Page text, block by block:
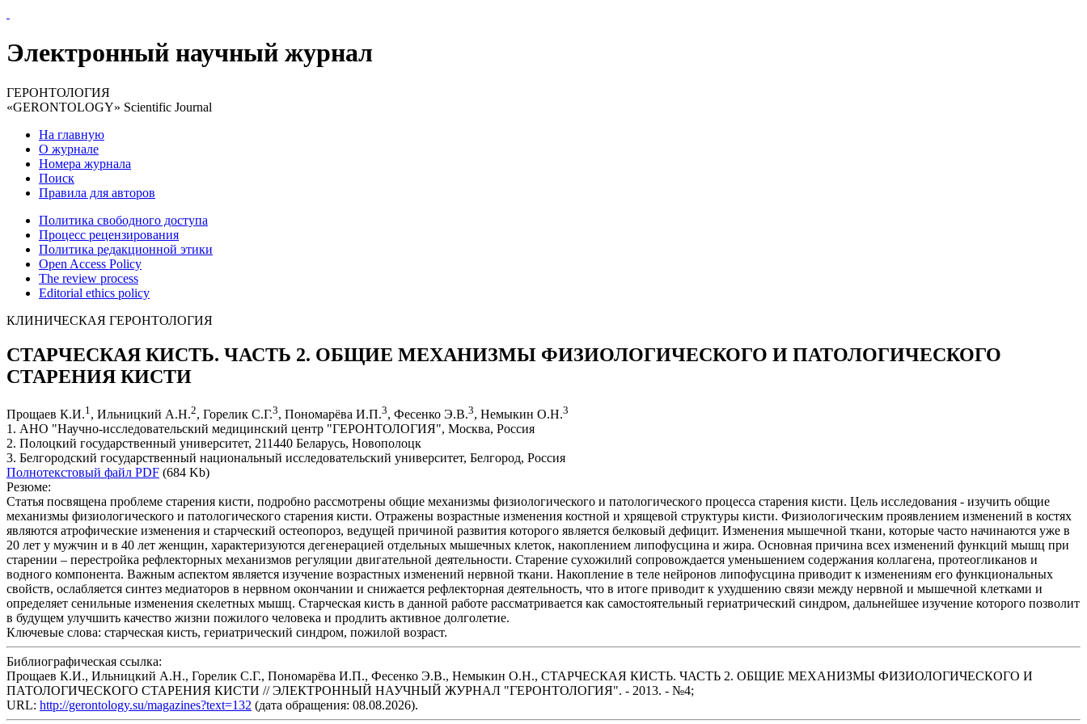
Электронный научный журнал
ГЕРОНТОЛОГИЯ
«GERONTOLOGY» Scientific Journal
На главную
О журнале
Номера журнала
Поиск
Правила для авторов
Политика свободного доступа
Процесс рецензирования
Политика редакционной этики
Open Access Policy
The review process
Editorial ethics policy
КЛИНИЧЕСКАЯ ГЕРОНТОЛОГИЯ
СТАРЧЕСКАЯ КИСТЬ. ЧАСТЬ 2. ОБЩИЕ МЕХАНИЗМЫ ФИЗИОЛОГИЧЕСКОГО И ПАТОЛОГИЧЕСКОГО
СТАРЕНИЯ КИСТИ
Прощаев К.И.1 , Ильницкий А.Н.2, Горелик С.Г.3, Пономарёва И.П.3, Фесенко Э.В.3, Немыкин О.Н.3
1. АНО "Научно-исследовательский медицинский центр "ГЕРОНТОЛОГИЯ", Москва, Россия
2. Полоцкий государственный университет, 211440 Беларусь, Новополоцк
3. Белгородский государственный национальный исследовательский университет, Белгород, Россия
Полнотекстовый файл PDF (684 Kb)
Резюме:
Статья посвящена проблеме старения кисти, подробно рассмотрены общие механизмы физиологического и патологического процесса старения кисти. Цель исследования - изучить общие
механизмы физиологического и патологического старения кисти. Отражены возрастные изменения костной и хрящевой структуры кисти. Физиологическим проявлением изменений в костях
являются атрофические изменения и старческий остеопороз, ведущей причиной развития которого является белковый дефицит. Изменения мышечной ткани, которые часто начинаются уже в
20 лет у мужчин и в 40 лет женщин, характеризуются дегенерацией отдельных мышечных клеток, накоплением липофусцина и жира. Основная причина всех изменений функций мышц при
старении – перестройка рефлекторных механизмов регуляции двигательной деятельности. Старение сухожилий сопровождается уменьшением содержания коллагена, протеогликанов и
водного компонента. Важным аспектом является изучение возрастных изменений нервной ткани. Накопление в теле нейронов липофусцина приводит к изменениям его функциональных
свойств, ослабляется синтез медиаторов в нервном окончании и снижается рефлекторная деятельность, что в итоге приводит к ухудшению связи между нервной и мышечной клетками и
определяет сенильные изменения скелетных мышц. Старческая кисть в данной работе рассматривается как самостоятельный гериатрический синдром, дальнейшее изучение которого позволит
в будущем улучшить качество жизни пожилого человека и продлить активное долголетие.
Ключевые слова: старческая кисть, гериатрический синдром, пожилой возраст.
Библиографическая ссылка:
Прощаев К.И., Ильницкий А.Н., Горелик С.Г., Пономарёва И.П., Фесенко Э.В., Немыкин О.Н., СТАРЧЕСКАЯ КИСТЬ. ЧАСТЬ 2. ОБЩИЕ МЕХАНИЗМЫ ФИЗИОЛОГИЧЕСКОГО И
ПАТОЛОГИЧЕСКОГО СТАРЕНИЯ КИСТИ // ЭЛЕКТРОННЫЙ НАУЧНЫЙ ЖУРНАЛ "ГЕРОНТОЛОГИЯ". - 2013. - №4;
URL: http://gerontology.su/magazines?text=132 (дата обращения: 08.08.2026).